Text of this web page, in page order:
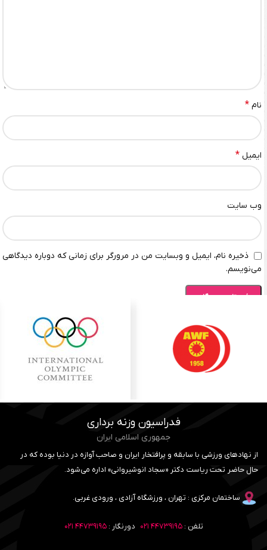
نام *
ایمیل *
وب‌ سایت
ذخیره نام، ایمیل و وبسایت من در مرورگر برای زمانی که دوباره دیدگاهی
می‌نویسم.
فدراسیون وزنه برداری
جمهوری اسلامی ایران
از نهادهای ورزشی با سابقه و پرافتخار ایران و صاحب آوازه در دنیا بوده که در
حال حاضر تحت ریاست دکتر «سجاد انوشیروانی» اداره می‌شود.
ساختمان مرکزی : تهران ، ورزشگاه آزادی ، ورودی غربی.
تلفن :۴۴۷۳۹۱۹۵ ۰۲۱ دورنگار :۴۴۷۳۹۱۹۵ ۰۲۱